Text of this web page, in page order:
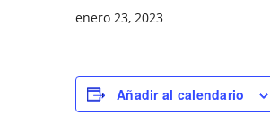
enero 23, 2023
Añadir al calendario